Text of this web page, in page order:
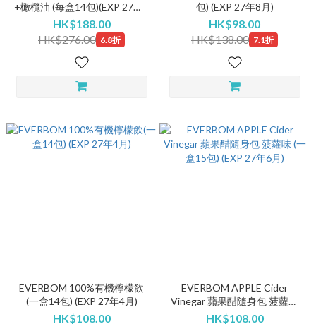
+橄欖油 (每盒14包)(EXP 27年4
月)
HK$188.00
HK$276.00 6.8折
包) (EXP 27年8月)
HK$98.00
HK$138.00 7.1折
EVERBOM 100%有機檸檬飲
(一盒14包) (EXP 27年4月)
HK$108.00
EVERBOM APPLE Cider
Vinegar 蘋果醋隨身包 菠蘿味
(一盒15包) (EXP 27年6月)
HK$108.00